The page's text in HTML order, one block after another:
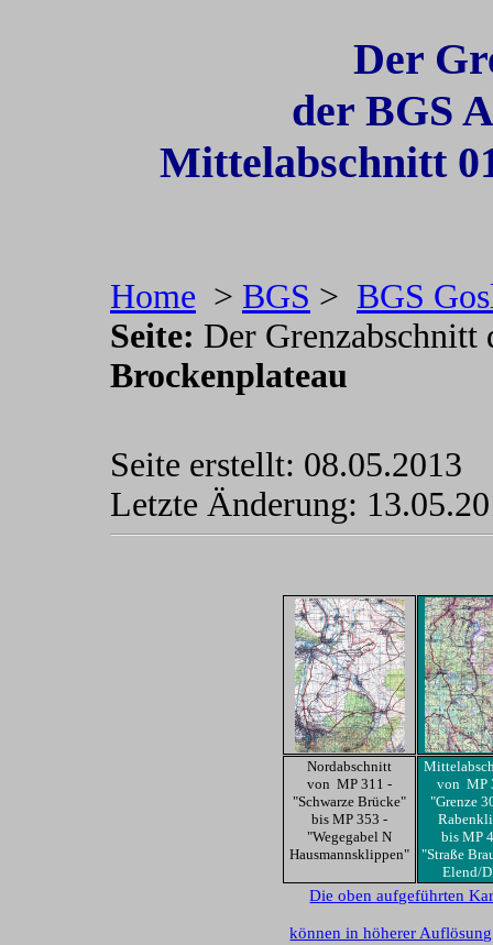
Der
der BGS
Mittelabschnitt
Home > BGS > BGS
Seite: Der
Brockenplateau
Seite erstellt: 08.05.2013
Letzte Änderung:
Nordabschnitt
von MP 311 -
"Schwarze Brücke"
bis MP 353 -
"Wegegabel N
Hausmannsklippen"
von MP
"Grenze
bis MP
"Straße
Elend/
Die oben aufgeführten
können in höherer